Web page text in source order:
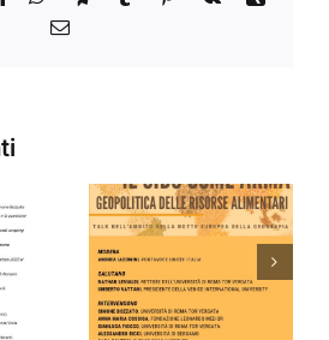
Email
La Forza
della
Poesia